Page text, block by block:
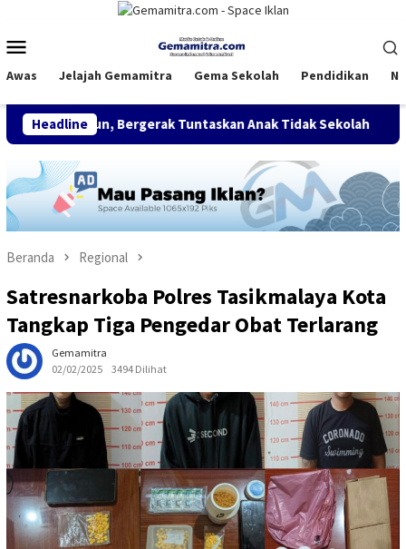
konten
Mobile
Awas Jelajah Gemamitra Gema Sekolah Pendidikan
Headline
Bergerak Tuntaskan Anak Tidak Sekolah FDI
Beranda Regional
Satresnarkoba Polres Tasikmalaya Kota
Tangkap Tiga Pengedar Obat Terlarang
Gemamitra
02/02/2025
3494 Dilihat